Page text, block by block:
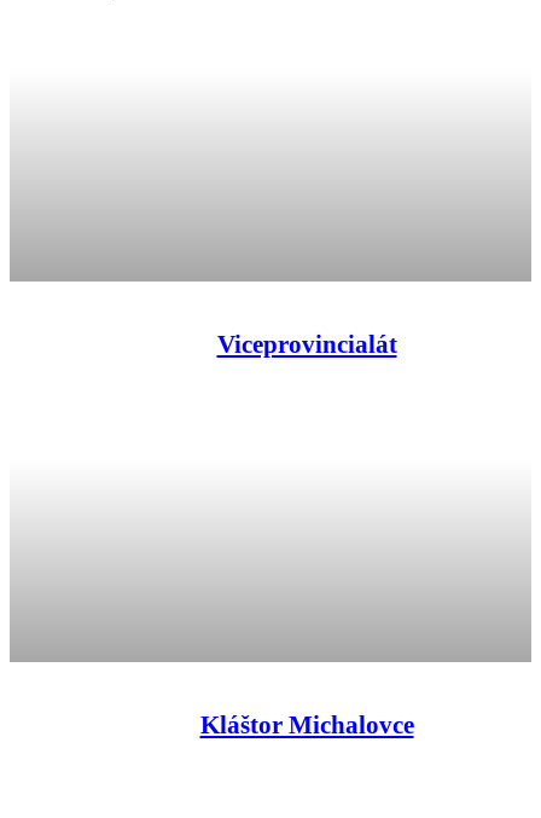
Viceprovincialát
Kláštor Michalovce